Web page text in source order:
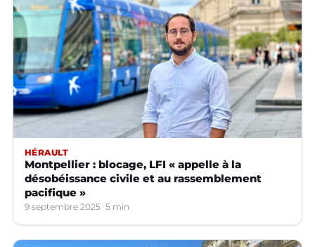
HÉRAULT
Montpellier : blocage, LFI « appelle à la
désobéissance civile et au rassemblement
pacifique »
9 septembre 2025 5 min